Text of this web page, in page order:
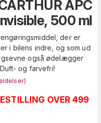
APC
500 ml
der er
i bilens indre, og som ud
også ødelægger
og farvefri!
)
OVER 499